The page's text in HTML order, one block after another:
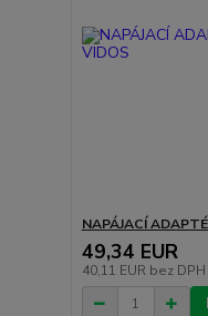
NAPÁJACÍ
49,34 EUR
40,11 EUR bez DPH